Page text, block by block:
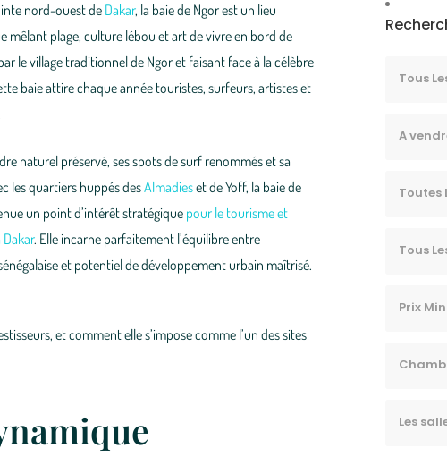
nord-ouest deDakar, la baie de Ngor est un lieu
mêlant plage, culture lébou et art de vivre en bord de
le village traditionnel de Ngor et faisant face à la célèbre
baie attire chaque année touristes, surfeurs, artistes et
naturel préservé, ses spots de surf renommés et sa
les quartiers huppés desAlmadieset de Yoff, la baie de
un point d’intérêt stratégique pour le tourisme et
Dakar. Elle incarne parfaitement l’équilibre entre
et potentiel de développement urbain maîtrisé.
et comment elle s’impose comme l’un des sites
Tous
A
Toutes
Tous
Prix Min
Les